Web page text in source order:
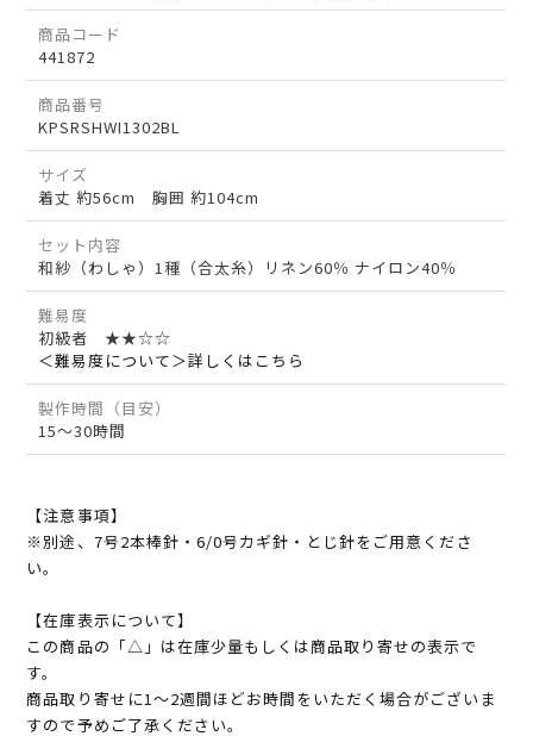
商品コード
441872
商品番号
KPSRSHWI1302BL
サイズ
着丈 約56cm 胸囲 約104cm
セット内容
和紗（わしゃ）1種（合太糸）リネン60％ ナイロン40％
難易度
初級者 ★★☆☆
＜難易度について＞詳しくはこちら
製作時間（目安）
15～30時間
【注意事項】
※別途、7号2本棒針・6/0号カギ針・とじ針をご用意くださ
い。
【在庫表示について】
この商品の「△」は在庫少量もしくは商品取り寄せの表示で
す。
商品取り寄せに1～2週間ほどお時間をいただく場合がございま
すので予めご了承ください。